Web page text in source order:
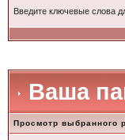
Введите ключевые слова
Ваша
Просмотр выбранного